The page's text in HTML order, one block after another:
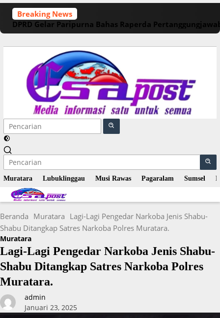
Langsung
konten
Breaking News
DPRD Gelar Paripurna Bahas Raperda
Muratara Lubuklinggau Musi Rawas Pagaralam Sumsel
Beranda Muratara Lagi-Lagi Pengedar Narkoba Jenis Shabu-
Shabu Ditangkap Satres Narkoba Polres Muratara.
Muratara
Lagi-Lagi Pengedar Narkoba Jenis Shabu-
Shabu Ditangkap Satres Narkoba Polres
Muratara.
admin
Januari 23, 2025